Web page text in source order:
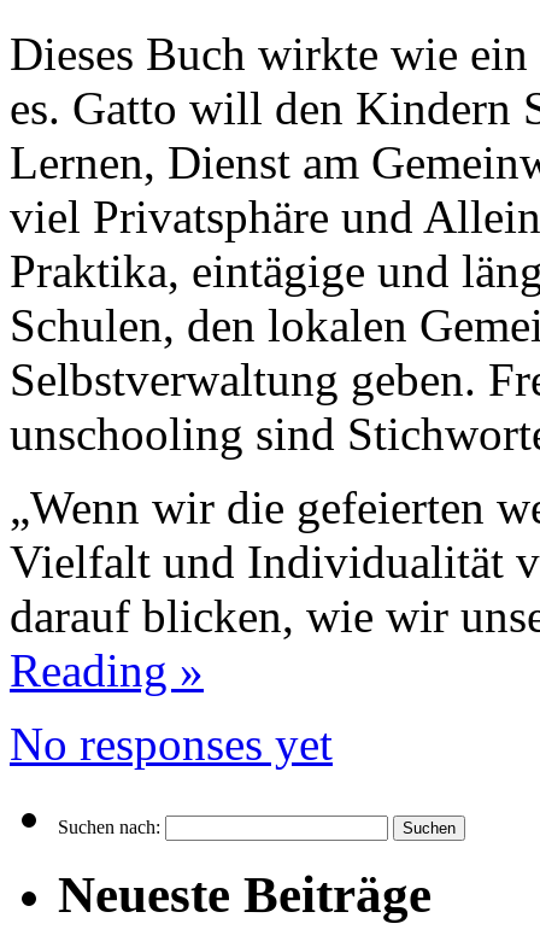
Dieses Buch wirkte wie
es. Gatto will den Kindern
Lernen, Dienst am
viel Privatsphäre und
Praktika, eintägige und
Schulen, den lokalen
Selbstverwaltung geben.
unschooling sind
„Wenn wir die gefeierten
Vielfalt und Individualität
darauf blicken, wie wir
Reading »
No responses yet
Suchen nach:
Neueste Beiträge